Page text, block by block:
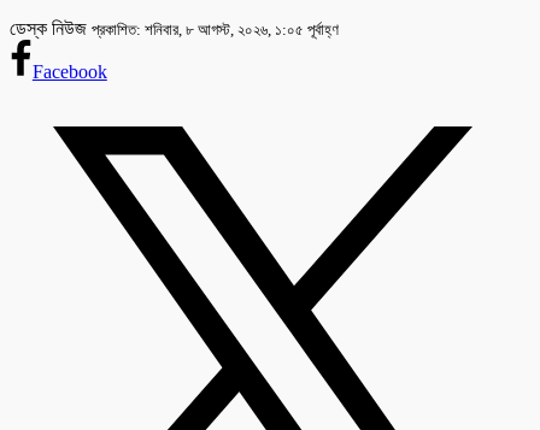
ডেস্ক নিউজ প্রকাশিত: শনিবার, ৮ আগস্ট, ২০২৬, ১:০৫ পূর্বাহ্ণ
Facebook